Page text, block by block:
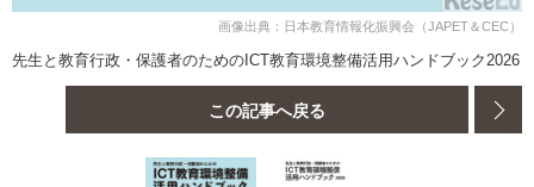
画像出典：日本教育情報化振興会（JAPET＆CEC）
先生と教育行政・保護者のためのICT教育環境整備活用ハンドブック2026
この記事へ戻る